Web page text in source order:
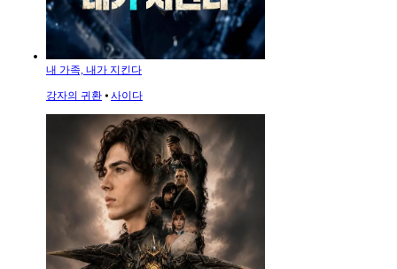
내 가족, 내가 지킨다
강자의 귀환 ⦁ 사이다